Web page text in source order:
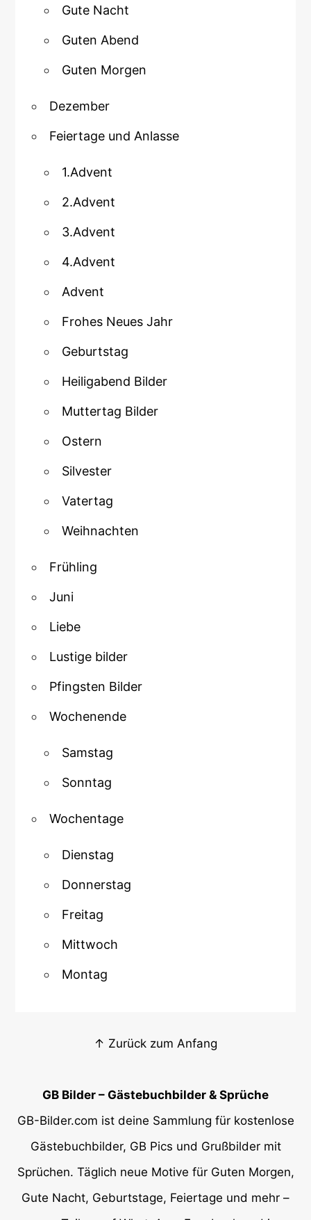
Gute Nacht
Guten Abend
Guten Morgen
Dezember
Feiertage und Anlasse
1.Advent
2.Advent
3.Advent
4.Advent
Advent
Frohes Neues Jahr
Geburtstag
Heiligabend Bilder
Muttertag Bilder
Ostern
Silvester
Vatertag
Weihnachten
Frühling
Juni
Liebe
Lustige bilder
Pfingsten Bilder
Wochenende
Samstag
Sonntag
Wochentage
Dienstag
Donnerstag
Freitag
Mittwoch
Montag
↑ Zurück zum Anfang
GB Bilder – Gästebuchbilder & Sprüche
GB-Bilder.com ist deine Sammlung für kostenlose
Gästebuchbilder, GB Pics und Grußbilder mit
Sprüchen. Täglich neue Motive für Guten Morgen,
Gute Nacht, Geburtstage, Feiertage und mehr –